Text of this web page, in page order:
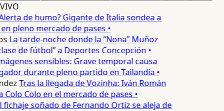
VIVO
de humo? Gigante de Italia sondea a
pleno mercado de pases •
La tarde-noche donde la “Nona” Muñoz
de fútbol” a Deportes Concepción •
sensibles: Grave temporal causa
durante pleno partido en Tailandia •
Tras la llegada de Vozinha: Iván Román
Colo en el mercado de pases •
fichaje soñado de Fernando Ortiz se aleja de